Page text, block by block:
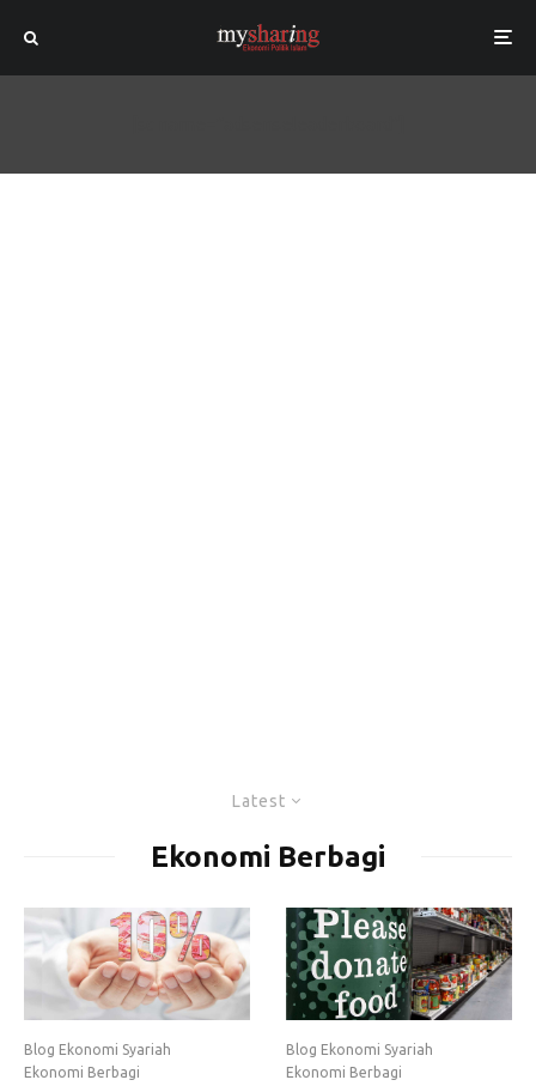
Latest
Ekonomi Berbagi
Blog Ekonomi Syariah
Ekonomi Berbagi
Blog Ekonomi Syariah
Ekonomi Berbagi